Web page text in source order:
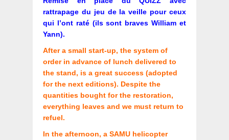
rattrapage du jeu de la veille pour ceux
qui l’ont raté (ils sont braves William et
Yann).
After a small start-up, the system of
order in advance of lunch delivered to
the stand, is a great success (adopted
for the next editions). Despite the
quantities bought for the restoration,
everything leaves and we must return to
refuel.
In the afternoon, a SAMU helicopter